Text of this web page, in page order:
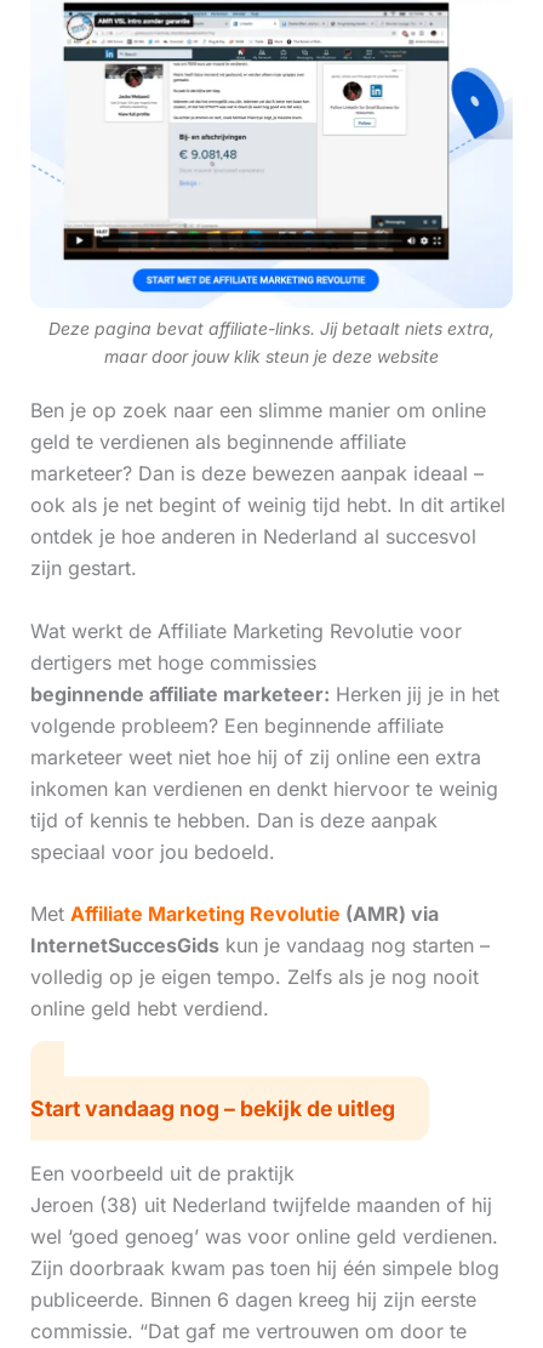
Deze pagina bevat affiliate-links. Jij betaalt niets extra,
maar door jouw klik steun je deze website
Ben je op zoek naar een slimme manier om online
geld te verdienen als beginnende affiliate
marketeer? Dan is deze bewezen aanpak ideaal –
ook als je net begint of weinig tijd hebt. In dit artikel
ontdek je hoe anderen in Nederland al succesvol
zijn gestart.
Wat werkt de Affiliate Marketing Revolutie voor
dertigers met hoge commissies
beginnende affiliate marketeer: Herken jij je in het
volgende probleem? Een beginnende affiliate
marketeer weet niet hoe hij of zij online een extra
inkomen kan verdienen en denkt hiervoor te weinig
tijd of kennis te hebben. Dan is deze aanpak
speciaal voor jou bedoeld.
Met Affiliate Marketing Revolutie (AMR) via
InternetSuccesGidskun je vandaag nog starten –
volledig op je eigen tempo. Zelfs als je nog nooit
online geld hebt verdiend.
Start vandaag nog – bekijk de uitleg
Een voorbeeld uit de praktijk
Jeroen (38) uit Nederland twijfelde maanden of hij
wel ‘goed genoeg’ was voor online geld verdienen.
Zijn doorbraak kwam pas toen hij één simpele blog
publiceerde. Binnen 6 dagen kreeg hij zijn eerste
commissie. “Dat gaf me vertrouwen om door te